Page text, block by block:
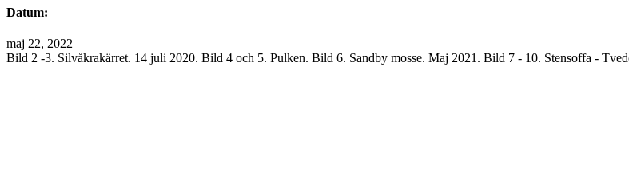
Datum:
maj 22, 2022
Bild 2 -3. Silvåkrakärret. 14 juli 2020. Bild 4 och 5. Pulken. Bild 6. Sandby mosse. Maj 2021. Bild 7 - 10. Stensoffa -